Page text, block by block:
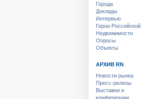
Города
Доклады
Интервью
Герои Российской
Недвижимости
Опросы
Объекты
АРХИВ RN
Новости рынка
Пресс-релизы
Выставки и
конференции